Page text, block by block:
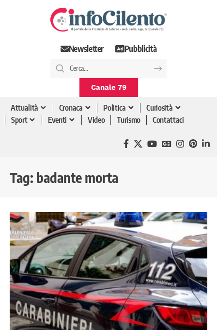
Newsletter Pubblicità
Canale 79
Attualità Cronaca Politica
Curiosità
Sport
Eventi Video Turismo Contattaci
Tag: badante morta